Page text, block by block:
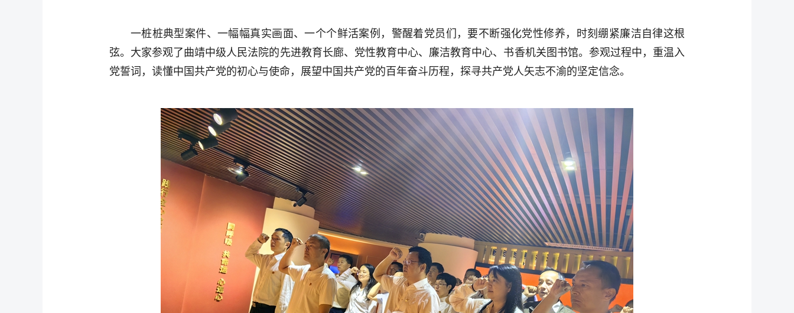
一桩桩典型案件、一幅幅真实画面、一个个鲜活案例，警醒着党员们，要不断强化党性修养，时刻绷紧廉洁自律这根
弦。大家参观了曲靖中级人民法院的先进教育长廊、党性教育中心、廉洁教育中心、书香机关图书馆。参观过程中，重温入
党誓词，读懂中国共产党的初心与使命，展望中国共产党的百年奋斗历程，探寻共产党人矢志不渝的坚定信念。